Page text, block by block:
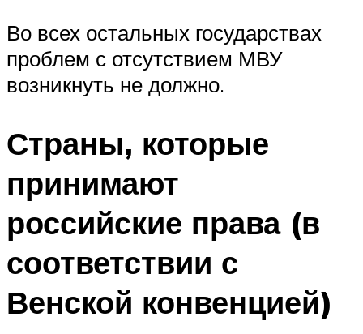
Во всех остальных государствах
проблем с отсутствием МВУ
возникнуть не должно.
Страны, которые
принимают
российские права (в
соответствии с
Венской конвенцией)